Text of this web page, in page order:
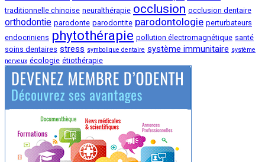
traditionnelle chinoise neuralthérapie occlusion occlusion dentaire
orthodontie parodonte parodontite parodontologie perturbateurs
endocriniens phytothérapie pollution électromagnétique santé
soins dentaires stress symbolique dentaire système immunitaire système
nerveux écologie étiothérapie